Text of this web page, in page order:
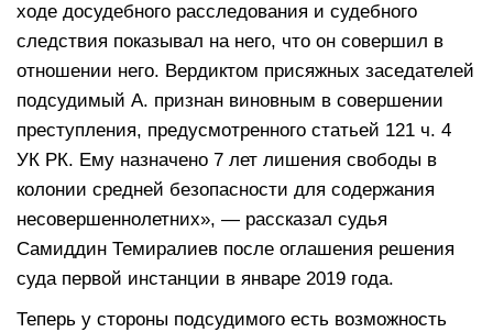
ходе досудебного расследования и судебного
следствия показывал на него, что он совершил в
отношении него. Вердиктом присяжных заседателей
подсудимый А. признан виновным в совершении
преступления, предусмотренного статьей 121 ч. 4
УК РК. Ему назначено 7 лет лишения свободы в
колонии средней безопасности для содержания
несовершеннолетних», — рассказал судья
Самиддин Темиралиев после оглашения решения
суда первой инстанции в январе 2019 года.
Теперь у стороны подсудимого есть возможность